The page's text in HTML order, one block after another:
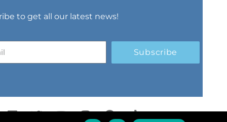
to get all our latest news!
Subscribe
L
T
Y
I
S
T